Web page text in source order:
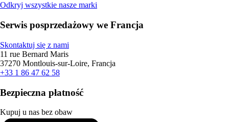
Odkryj wszystkie nasze marki
Serwis posprzedażowy we Francja
Skontaktuj się z nami
11 rue Bernard Maris
37270 Montlouis-sur-Loire, Francja
+33 1 86 47 62 58
Bezpieczna płatność
Kupuj u nas bez obaw